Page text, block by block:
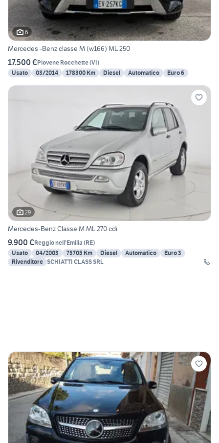
6
Mercedes -Benz classe M (w166) ML 250
17.500 €Piovene Rocchette(VI)
Usato
03/2014 178300 Km Diesel Automatico Euro 6
29
Mercedes-Benz Classe M ML 270 cdi
9.900 €Reggio nell'Emilia (RE)
Usato
04/2003 75705 Km Diesel Automatico
Euro 3
Rivenditore SCHIATTI CLASS SRL